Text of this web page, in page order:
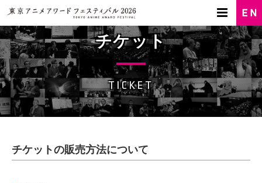
チケット
TICKET
チケットの販売方法について